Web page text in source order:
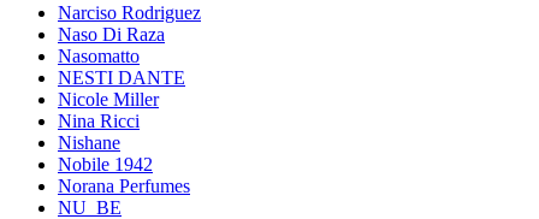
Narciso Rodriguez
Naso Di Raza
Nasomatto
NESTI DANTE
Nicole Miller
Nina Ricci
Nishane
Nobile 1942
Norana Perfumes
NU_BE